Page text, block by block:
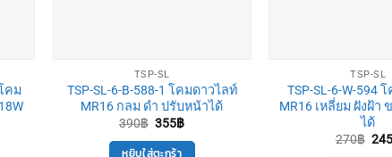
คม
TSP-SL
TSP-SL-6-B-588-1 โคมดาวไลท์
MR16 กลม ดำ ปรับหน้าได้
390฿ Original
was:
355฿Current
is:
หยิบใส่ตะกร้า
TSP-SL
TSP-SL-6-W-594
MR16 เหลี่ยม ฝังฝ้า
ได้
270฿ 245